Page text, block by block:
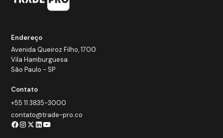
Endereço
Avenida Queiroz Filho, 1700
Vila Hamburguesa
São Paulo - SP
Contato
+55 11 3835-3000
contato@trade-pro.co